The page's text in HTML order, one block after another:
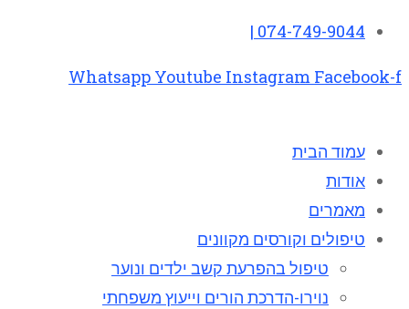
074-749-9044 |
Whatsapp Youtube Instagram Facebook-f
עמוד הבית
אודות
מאמרים
טיפולים וקורסים מקוונים
טיפול בהפרעת קשב ילדים ונוער
נוירו-הדרכת הורים וייעוץ משפחתי